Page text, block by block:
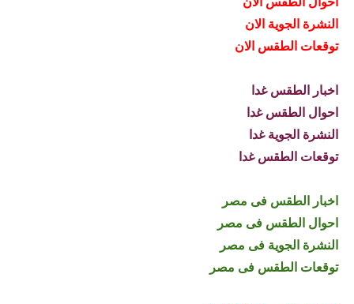
النشرة الجوية الان
توقعات الطقس الان
اخبار الطقس غدا
احوال الطقس غدا
النشرة الجوية غدا
توقعات الطقس غدا
اخبار الطقس فى مصر
احوال الطقس فى مصر
النشرة الجوية فى مصر
توقعات الطقس فى مصر